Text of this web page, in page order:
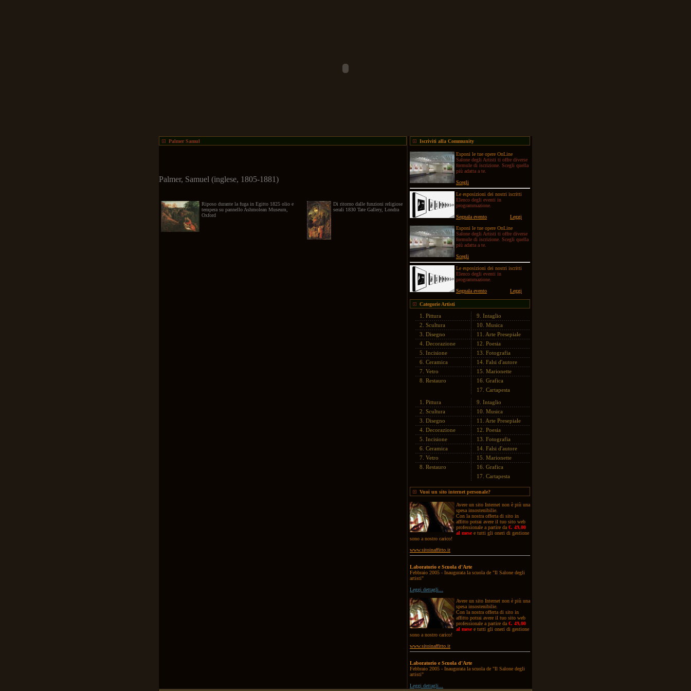
Palmer Samul
Palmer, Samuel (inglese, 1805-1881)
Riposo durante la fuga in Egitto 1825 olio e
tempera su pannello Ashmolean Museum,
Oxford
Di ritorno dalle funzioni religiose
serali 1830 Tate Gallery, Londra
Iscriviti alla Community
Esponi le tue opere OnLine
Salone degli Artisti ti offre diverse
formule di iscrizione. Scegli quella
più adatta a te.
Scegli
Le esposizioni dei nostri iscritti
Elenco degli eventi in
programmazione.
Segnala evento
Leggi
Esponi le tue opere OnLine
Salone degli Artisti ti offre diverse
formule di iscrizione. Scegli quella
più adatta a te.
Scegli
Le esposizioni dei nostri iscritti
Elenco degli eventi in
programmazione.
Segnala evento
Leggi
Categorie Artisti
1. Pittura 9. Intaglio
2. Scultura 10. Musica
3. Disegno 11. Arte Presepiale
4. Decorazione 12. Poesia
5. Incisione 13. Fotografia
6. Ceramica 14. Falsi d'autore
7. Vetro 15. Marionette
8. Restauro 16. Grafica
17. Cartapesta
1. Pittura 9. Intaglio
2. Scultura 10. Musica
3. Disegno 11. Arte Presepiale
4. Decorazione 12. Poesia
5. Incisione 13. Fotografia
6. Ceramica 14. Falsi d'autore
7. Vetro 15. Marionette
8. Restauro 16. Grafica
17. Cartapesta
Vuoi un sito internet personale?
Avere un sito Internet non è più una
spesa insostenibilie.
Con la nostra offerta di sito in
affitto potrai avere il tuo sito web
professionale a partire da €. 49,00
al mesee tutti gli oneri di gestione
sono a nostro carico!
www.sitoinaffitto.it
Laboratorio e Scuola d'Arte
Febbraio 2005 - Inaugurata la scuola de "Il Salone degli
artisti"
Leggi dettagli...
Avere un sito Internet non è più una
spesa insostenibilie.
Con la nostra offerta di sito in
affitto potrai avere il tuo sito web
professionale a partire da €. 49,00
al mesee tutti gli oneri di gestione
sono a nostro carico!
www.sitoinaffitto.it
Laboratorio e Scuola d'Arte
Febbraio 2005 - Inaugurata la scuola de "Il Salone degli
artisti"
Leggi dettagli...